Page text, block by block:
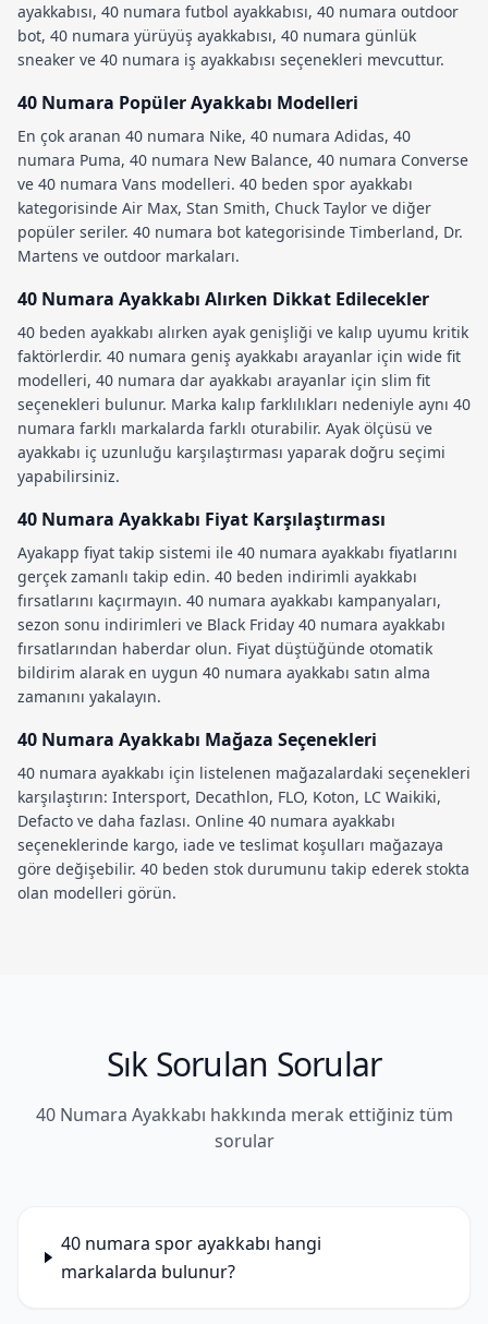
ayakkabısı, 40 numara futbol ayakkabısı, 40 numara outdoor
bot, 40 numara yürüyüş ayakkabısı, 40 numara günlük
sneaker ve 40 numara iş ayakkabısı seçenekleri mevcuttur.
40 Numara Popüler Ayakkabı Modelleri
En çok aranan 40 numara Nike, 40 numara Adidas, 40
numara Puma, 40 numara New Balance, 40 numara Converse
ve 40 numara Vans modelleri. 40 beden spor ayakkabı
kategorisinde Air Max, Stan Smith, Chuck Taylor ve diğer
popüler seriler. 40 numara bot kategorisinde Timberland, Dr.
Martens ve outdoor markaları.
40 Numara Ayakkabı Alırken Dikkat Edilecekler
40 beden ayakkabı alırken ayak genişliği ve kalıp uyumu kritik
faktörlerdir. 40 numara geniş ayakkabı arayanlar için wide fit
modelleri, 40 numara dar ayakkabı arayanlar için slim fit
seçenekleri bulunur. Marka kalıp farklılıkları nedeniyle aynı 40
numara farklı markalarda farklı oturabilir. Ayak ölçüsü ve
ayakkabı iç uzunluğu karşılaştırması yaparak doğru seçimi
yapabilirsiniz.
40 Numara Ayakkabı Fiyat Karşılaştırması
Ayakapp fiyat takip sistemi ile 40 numara ayakkabı fiyatlarını
gerçek zamanlı takip edin. 40 beden indirimli ayakkabı
fırsatlarını kaçırmayın. 40 numara ayakkabı kampanyaları,
sezon sonu indirimleri ve Black Friday 40 numara ayakkabı
fırsatlarından haberdar olun. Fiyat düştüğünde otomatik
bildirim alarak en uygun 40 numara ayakkabı satın alma
zamanını yakalayın.
40 Numara Ayakkabı Mağaza Seçenekleri
40 numara ayakkabı için listelenen mağazalardaki seçenekleri
karşılaştırın: Intersport, Decathlon, FLO, Koton, LC Waikiki,
Defacto ve daha fazlası. Online 40 numara ayakkabı
seçeneklerinde kargo, iade ve teslimat koşulları mağazaya
göre değişebilir. 40 beden stok durumunu takip ederek stokta
olan modelleri görün.
Sık Sorulan Sorular
40 Numara Ayakkabı hakkında merak ettiğiniz tüm
sorular
40 numara spor ayakkabı hangi
markalarda bulunur?